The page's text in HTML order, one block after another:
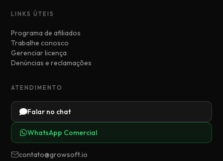
LINKS ÚTEIS
Programa de afiliados
Trabalhe conosco
Gerenciar licença
Denúncias e reclamações
ATENDIMENTO
Falar no chat
WhatsApp Comercial
contato@growsoft.io